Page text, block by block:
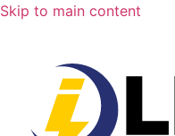
Skip to main content